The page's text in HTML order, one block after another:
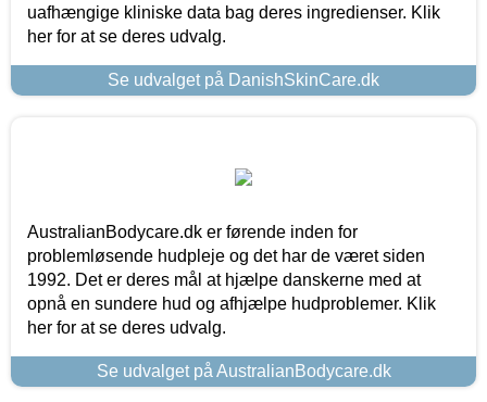
uafhængige kliniske data bag deres ingredienser. Klik
her for at se deres udvalg.
Se udvalget på DanishSkinCare.dk
AustralianBodycare.dk er førende inden for
problemløsende hudpleje og det har de været siden
1992. Det er deres mål at hjælpe danskerne med at
opnå en sundere hud og afhjælpe hudproblemer. Klik
her for at se deres udvalg.
Se udvalget på AustralianBodycare.dk